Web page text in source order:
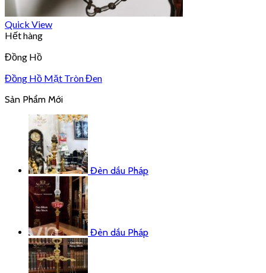
Quick View
Hết hàng
Đồng Hồ
Đồng Hồ Mặt Tròn Đen
Sản Phẩm Mới
Đèn dầu Pháp
Đèn dầu Pháp